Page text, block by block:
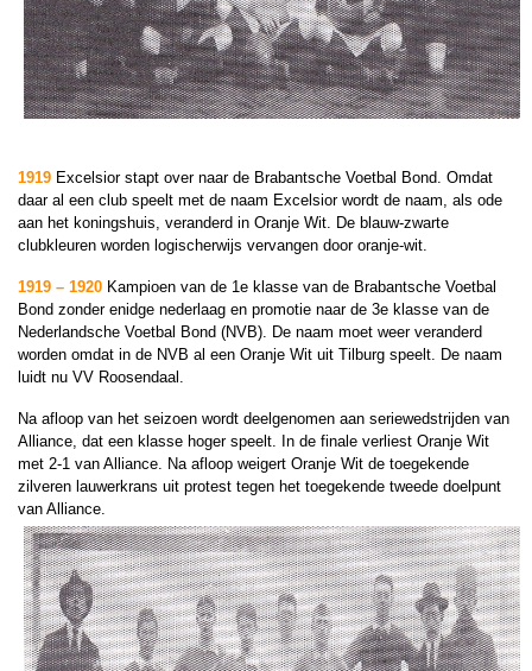
1919 Excelsior stapt over naar de Brabantsche Voetbal Bond. Omdat
daar al een club speelt met de naam Excelsior wordt de naam, als ode
aan het koningshuis, veranderd in Oranje Wit. De blauw-zwarte
clubkleuren worden logischerwijs vervangen door oranje-wit.
1919 – 1920 Kampioen van de 1e klasse van de Brabantsche Voetbal
Bond zonder enidge nederlaag en promotie naar de 3e klasse van de
Nederlandsche Voetbal Bond (NVB). De naam moet weer veranderd
worden omdat in de NVB al een Oranje Wit uit Tilburg speelt. De naam
luidt nu VV Roosendaal.
Na afloop van het seizoen wordt deelgenomen aan seriewedstrijden van
Alliance, dat een klasse hoger speelt. In de finale verliest Oranje Wit
met 2-1 van Alliance. Na afloop weigert Oranje Wit de toegekende
zilveren lauwerkrans uit protest tegen het toegekende tweede doelpunt
van Alliance.